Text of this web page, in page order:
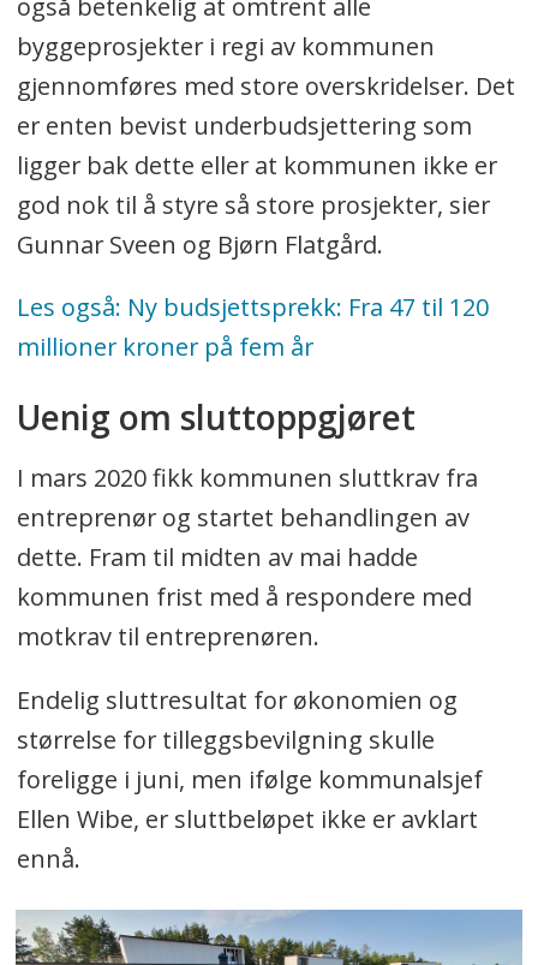
47 til 120 millioner).
byggeprosjekter i regi av kommunen
gjennomføres med store overskridelser. Det
er enten bevist underbudsjettering som
ligger bak dette eller at kommunen ikke er
god nok til å styre så store prosjekter, sier
Gunnar Sveen og Bjørn Flatgård.
Les også: Ny budsjettsprekk: Fra 47 til 120
millioner kroner på fem år
Uenig om sluttoppgjøret
I mars 2020 fikk kommunen sluttkrav fra
entreprenør og startet behandlingen av
dette. Fram til midten av mai hadde
kommunen frist med å respondere med
motkrav til entreprenøren.
Endelig sluttresultat for økonomien og
størrelse for tilleggsbevilgning skulle
foreligge i juni, men ifølge kommunalsjef
Ellen Wibe, er sluttbeløpet ikke er avklart
ennå.